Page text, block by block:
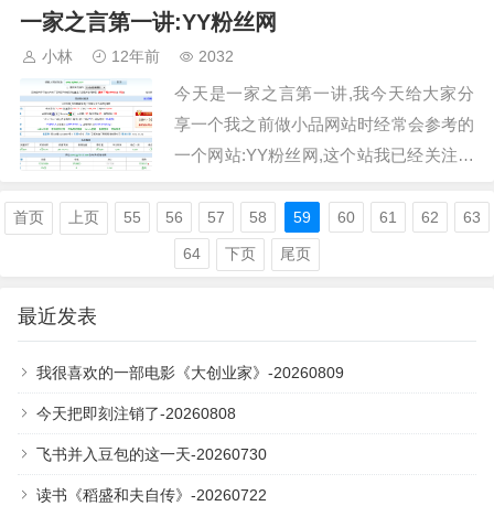
基本没管理，有专门的@丽 在给更新，
一天几篇，百度…
一家之言第一讲:YY粉丝网
小林 12年前 2032
今天是一家之言第一讲,我今天给大家分
享一个我之前做小品网站时经常会参考的
一个网站:YY粉丝网,这个站我已经关注差
权重8,百度流量预计48万(真实流量应该
是在30万…
首页 上页 55 56 57 58 59 60 61 62 63
64 下页 尾页
最近发表
我很喜欢的一部电影《大创业家》-20260809
今天把即刻注销了-20260808
飞书并入豆包的这一天-20260730
读书《稻盛和夫自传》-20260722